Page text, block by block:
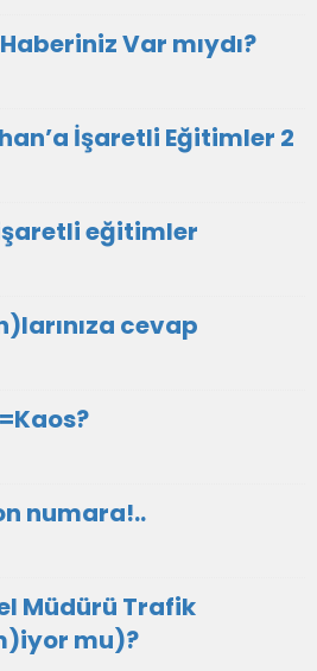
Var mıydı?
İşaretli Eğitimler 2
eğitimler
cevap
numara!..
Müdürü Trafik
mu)?